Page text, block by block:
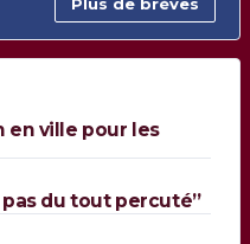
en ville pour les
pas du tout percuté”